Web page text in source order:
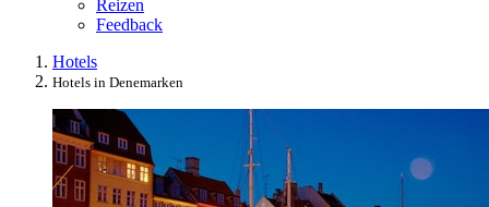
Reizen
Feedback
Hotels
Hotels in Denemarken